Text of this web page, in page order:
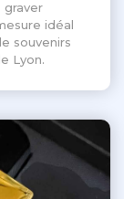
graver
idéal
souvenirs
Lyon.